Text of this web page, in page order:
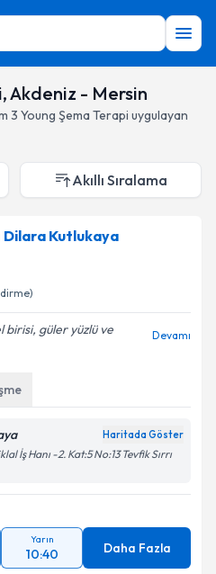
Akdeniz - Mersin
3 Young Şema Terapi uygulayan
Akıllı Sıralama
Dilara Kutlukaya
güler yüzlü ve
Devamı
Haritada Göster
İş Hanı -2. Kat:5 No:13 Tevfik Sırrı
Yarın
10:40 Daha Fazla